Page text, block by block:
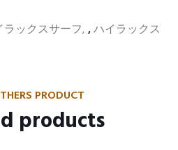
ラックスサーフ ,ハイラックス
PRODUCT
products